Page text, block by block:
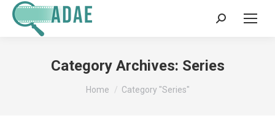
Search:
Category Archives: Series
You are here:
Home Category "Series"